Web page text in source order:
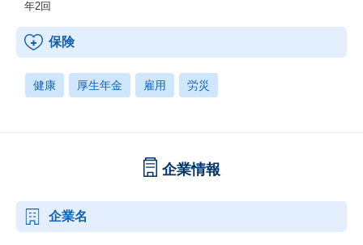
年2回
保険
健康 厚生年金 雇用 労災
企業情報
企業名